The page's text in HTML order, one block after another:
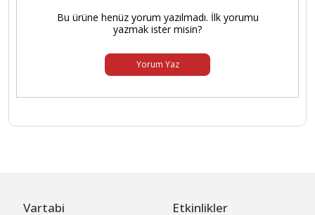
Bu ürüne henüz yorum yazılmadı. İlk yorumu
yazmak ister misin?
Yorum Yaz
Vartabi Etkinlikler